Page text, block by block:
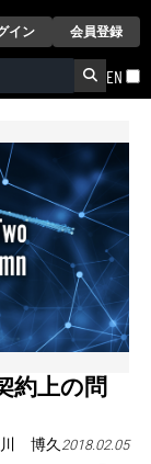
イン 会員登録
EN
約上の問
博久2018.02.05